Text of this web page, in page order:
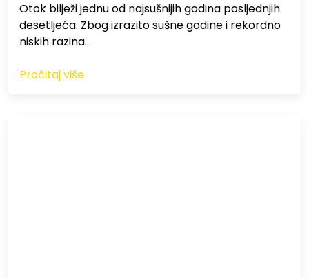
Otok bilježi jednu od najsušnijih godina posljednjih
desetljeća. Zbog izrazito sušne godine i rekordno
niskih razina…
Pročitaj više